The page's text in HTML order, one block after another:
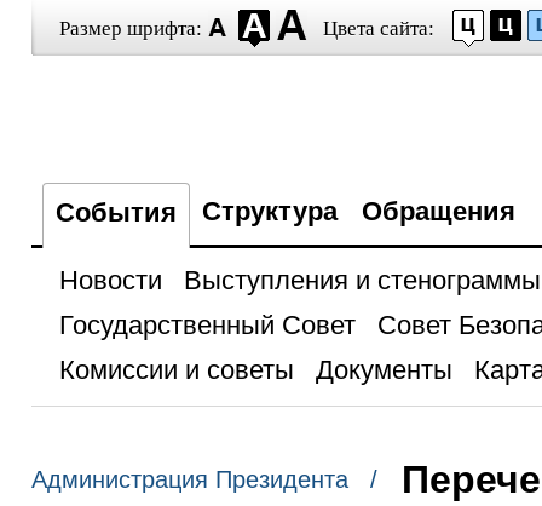
Размер шрифта: Цвета сайта:
События Структура Обращения
Новости
Выступления и стенограммы
Государственный Совет
Совет
Комиссии и советы
Документы
Администрация Президента /